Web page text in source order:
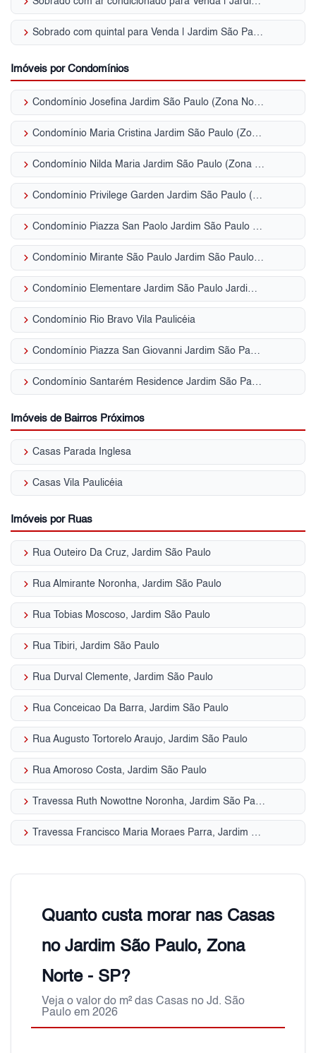
keyboard_arrow_right Sobrado com quintal para Venda | Jardim São Paulo
Imóveis por Condomínios
keyboard_arrow_right Condomínio Josefina Jardim São Paulo (Zona Norte)
keyboard_arrow_right Condomínio Maria Cristina Jardim São Paulo (Zona Norte)
keyboard_arrow_right Condomínio Nilda Maria Jardim São Paulo (Zona Norte)
keyboard_arrow_right Condomínio Privilege Garden Jardim São Paulo (Zona Norte)
keyboard_arrow_right Condomínio Piazza San Paolo Jardim São Paulo (Zona Norte)
keyboard_arrow_right Condomínio Mirante São Paulo Jardim São Paulo (Zona Norte)
keyboard_arrow_right Condomínio Elementare Jardim São Paulo Jardim São Paulo (Zona Norte)
keyboard_arrow_right Condomínio Rio Bravo Vila Paulicéia
keyboard_arrow_right Condomínio Piazza San Giovanni Jardim São Paulo (Zona Norte)
keyboard_arrow_right Condomínio Santarém Residence Jardim São Paulo (Zona Norte)
Imóveis de Bairros Próximos
keyboard_arrow_right Casas Parada Inglesa
keyboard_arrow_right Casas Vila Paulicéia
Imóveis por Ruas
keyboard_arrow_right Rua Outeiro Da Cruz, Jardim São Paulo
keyboard_arrow_right Rua Almirante Noronha, Jardim São Paulo
keyboard_arrow_right Rua Tobias Moscoso, Jardim São Paulo
keyboard_arrow_right Rua Tibiri, Jardim São Paulo
keyboard_arrow_right Rua Durval Clemente, Jardim São Paulo
keyboard_arrow_right Rua Conceicao Da Barra, Jardim São Paulo
keyboard_arrow_right Rua Augusto Tortorelo Araujo, Jardim São Paulo
keyboard_arrow_right Rua Amoroso Costa, Jardim São Paulo
keyboard_arrow_right Travessa Ruth Nowottne Noronha, Jardim São Paulo
keyboard_arrow_right Travessa Francisco Maria Moraes Parra, Jardim São Paulo
Quanto custa morar nas Casas
no Jardim São Paulo, Zona
Norte - SP?
Veja o valor do m² das Casas no Jd. São
Paulo em 2026